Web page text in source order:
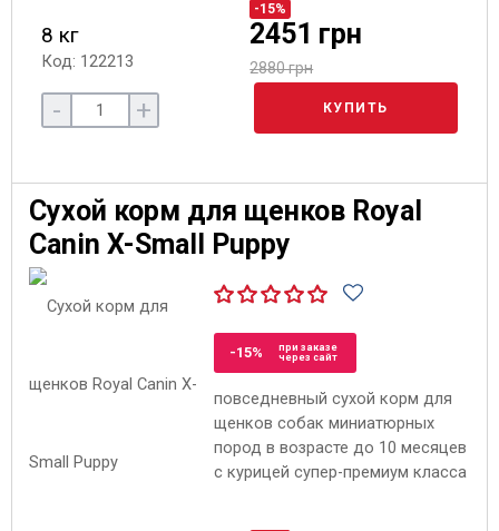
8 кг
Код: 122213
-15%
2451 грн
2880 грн
- + КУПИТЬ
Сухой корм для щенков Royal
Canin X-Small Puppy
-15%
при заказе
через сайт
повседневный сухой корм для
щенков собак миниатюрных
пород в возрасте до 10 месяцев
с курицей супер-премиум класса